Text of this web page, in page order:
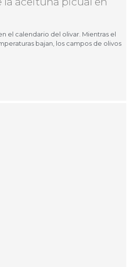
el calendario del olivar. Mientras el
bajan, los campos de olivos